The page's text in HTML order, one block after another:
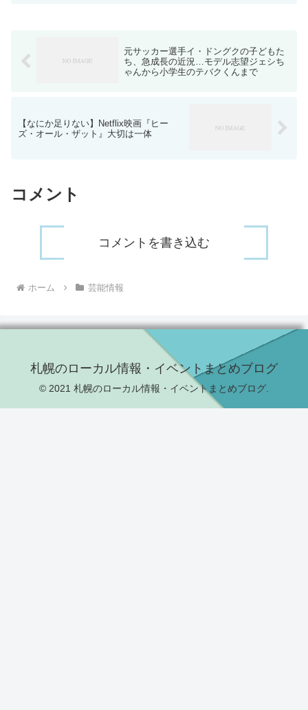
元サッカー選手イ・ドングクの子どもた
ち、急成長の近況…モデル志望ジェシち
ゃんから小学生のテバクくんまで
【なにか足りない】Netflix映画『ヒー
ズ・オール・ザット』大切は一体
コメント
コメントを書き込む
ホーム 芸能情報
札幌のローカル情報・イベントまとめブログ
© 2021 札幌のローカル情報・イベントまとめブログ.